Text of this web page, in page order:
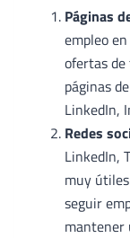
Páginas
empleo
ofertas de
páginas
LinkedIn,
Redes
LinkedIn,
muy
seguir
mantener